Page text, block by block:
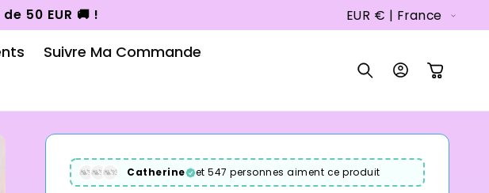
50 EUR 🚚 !
P
a
/
é
EUR € | France
Suivre Ma Commande
ConnexionPanier
Catherine et 547 personnes aiment ce produit